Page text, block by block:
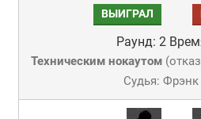
ВЫИГРАЛ
Раунд: 2
Техническим нокаутом(
Судья: Фрэнк